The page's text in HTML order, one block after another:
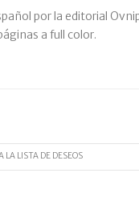
por la editorial
a full color.
LA LISTA DE DESEOS